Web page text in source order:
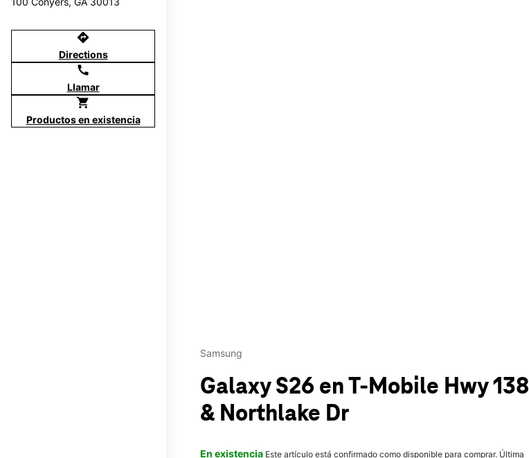
directions
Directions
call
Llamar
shopping_cart
Productos en existencia
Samsung
Galaxy S26 en T-Mobile Hwy 138
& Northlake Dr
En existencia Este artículo está confirmado como disponible para comprar. Última